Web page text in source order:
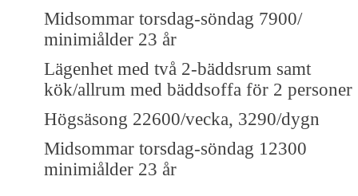
Midsommar torsdag-söndag 7900/
minimiålder 23 år
Lägenhet med två 2-bäddsrum samt
kök/allrum med bäddsoffa för 2 personer
Högsäsong 22600/vecka, 3290/dygn
Midsommar torsdag-söndag 12300
minimiålder 23 år